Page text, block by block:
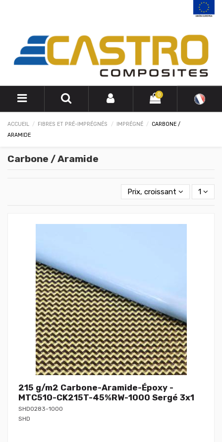
0
ACCUEIL FIBRES ET PRÉ-IMPRÉGNÉS IMPRÉGNÉ
CARBONE /
ARAMIDE
Carbone / Aramide
Prix, croissant 1
215 g/m2 Carbone-Aramide-Époxy -
MTC510-CK215T-45%RW-1000 Sergé 3x1
SHD0283-1000
SHD